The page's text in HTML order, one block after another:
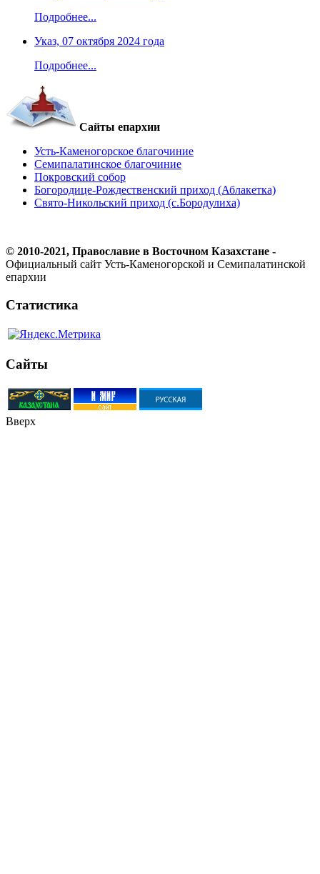
Подробнее...
Указ, 07 октября 2024 года
Подробнее...
Сайты епархии
Усть-Каменогорское благочиние
Семипалатинское благочиние
Покровский собор
Богородице-Рождественский приход (Аблакетка)
Свято-Никольский приход (с.Бородулиха)
© 2010-2021, Православие в Восточном Казахстане -
Официальный сайт Усть-Каменогорской и Семипалатинской
епархии
Статистика
Сайты
Вверх